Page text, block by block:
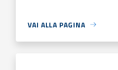
VAI ALLA PAGINA